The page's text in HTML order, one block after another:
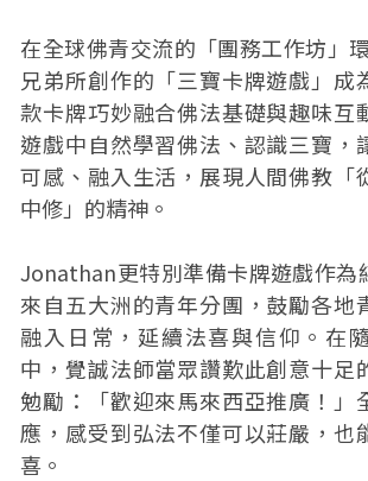
在全球佛青交流的「團務工作坊」
兄弟所創作的「三寶卡牌遊戲」成
款卡牌巧妙融合佛法基礎與趣味互
遊戲中自然學習佛法、認識三寶，
可感、融入生活，展現人間佛教「
中修」的精神。
Jonathan更特別準備卡牌遊戲作為
來自五大洲的青年分團，鼓勵各地
融入日常，延續法喜與信仰。在
中，覺誠法師當眾讚歎此創意十足
勉勵：「歡迎來馬來西亞推廣！」
應，感受到弘法不僅可以莊嚴，也
喜。